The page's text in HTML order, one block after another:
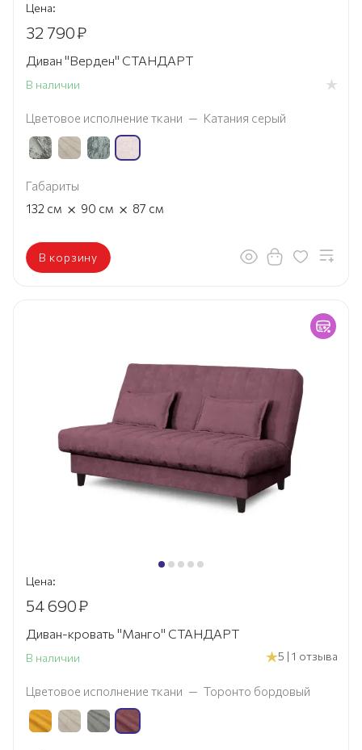
Цена:
32 790₽
Диван "Верден" СТАНДАРТ
В наличии
Цветовое исполнение ткани — Катания серый
Габариты
132 см × 90 см × 87 см
В корзину
Цена:
54 690₽
Диван-кровать "Манго" СТАНДАРТ
В наличии 5 | 1 отзыва
Цветовое исполнение ткани — Торонто бордовый